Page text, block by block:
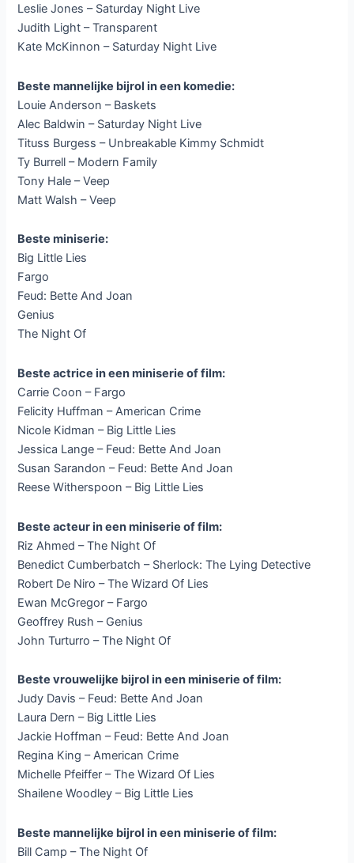
Leslie Jones – Saturday Night Live
Judith Light – Transparent
Kate McKinnon – Saturday Night Live
Beste mannelijke bijrol in een komedie:
Louie Anderson – Baskets
Alec Baldwin – Saturday Night Live
Tituss Burgess – Unbreakable Kimmy Schmidt
Ty Burrell – Modern Family
Tony Hale – Veep
Matt Walsh – Veep
Beste miniserie:
Big Little Lies
Fargo
Feud: Bette And Joan
Genius
The Night Of
Beste actrice in een miniserie of film:
Carrie Coon – Fargo
Felicity Huffman – American Crime
Nicole Kidman – Big Little Lies
Jessica Lange – Feud: Bette And Joan
Susan Sarandon – Feud: Bette And Joan
Reese Witherspoon – Big Little Lies
Beste acteur in een miniserie of film:
Riz Ahmed – The Night Of
Benedict Cumberbatch – Sherlock: The Lying Detective
Robert De Niro – The Wizard Of Lies
Ewan McGregor – Fargo
Geoffrey Rush – Genius
John Turturro – The Night Of
Beste vrouwelijke bijrol in een miniserie of film:
Judy Davis – Feud: Bette And Joan
Laura Dern – Big Little Lies
Jackie Hoffman – Feud: Bette And Joan
Regina King – American Crime
Michelle Pfeiffer – The Wizard Of Lies
Shailene Woodley – Big Little Lies
Beste mannelijke bijrol in een miniserie of film:
Bill Camp – The Night Of